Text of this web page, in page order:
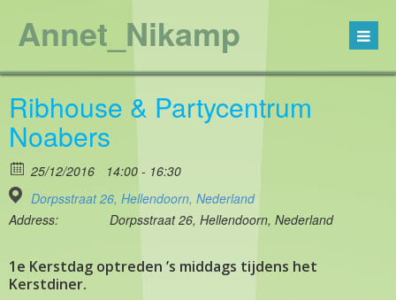
Annet_Nikamp
Ribhouse & Partycentrum
Noabers
25/12/2016
14:00 - 16:30
Dorpsstraat 26, Hellendoorn, Nederland
Address:
Dorpsstraat 26, Hellendoorn, Nederland
1e Kerstdag optreden ’s middags tijdens het
Kerstdiner.